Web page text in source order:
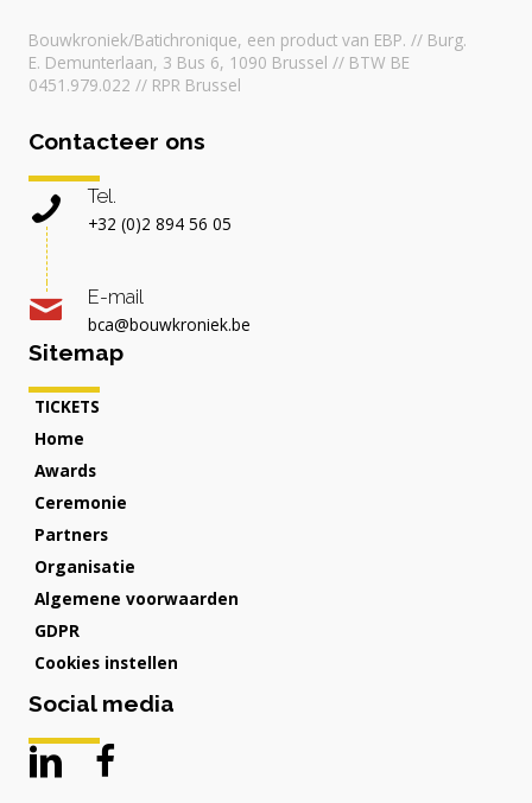
Bouwkroniek/Batichronique, een product van EBP. // Burg.
E. Demunterlaan, 3 Bus 6, 1090 Brussel // BTW BE
0451.979.022 // RPR Brussel
Contacteer ons
Tel.
+32 (0)2 894 56 05
E-mail
bca@bouwkroniek.be
Sitemap
TICKETS
Home
Awards
Ceremonie
Partners
Organisatie
Algemene voorwaarden
GDPR
Cookies instellen
Social media